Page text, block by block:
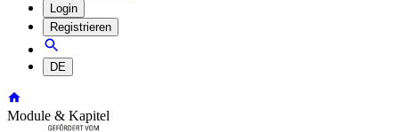
Login
Registrieren
DE
Module & Kapitel